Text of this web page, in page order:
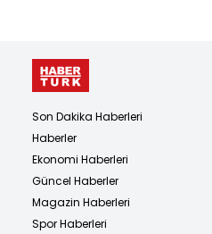
Son Dakika Haberleri
Haberler
Ekonomi Haberleri
Güncel Haberler
Magazin Haberleri
Spor Haberleri